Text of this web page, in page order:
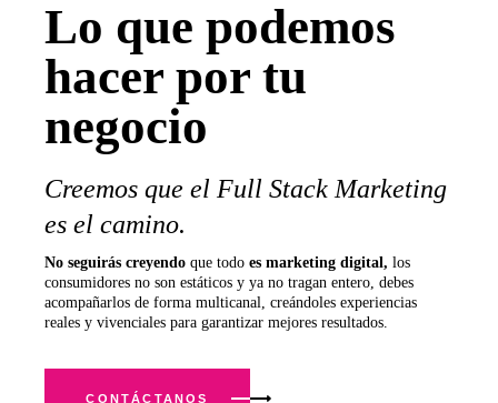
Lo que podemos
hacer por tu
negocio
Creemos que el Full Stack Marketing
es el camino.
No seguirás creyendo que todoes marketing digital, los
consumidores no son estáticos y ya no tragan entero, debes
acompañarlos de forma multicanal, creándoles experiencias
reales y vivenciales para garantizar mejores resultados.
CONTÁCTANOS